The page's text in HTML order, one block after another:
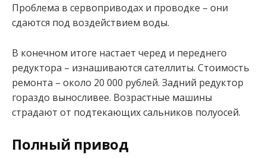
Проблема в сервоприводах и проводке – они
сдаются под воздействием воды.
В конечном итоге настает черед и переднего
редуктора – изнашиваются сателлиты. Стоимость
ремонта – около 20 000 рублей. Задний редуктор
гораздо выносливее. Возрастные машины
страдают от подтекающих сальников полуосей.
Полный привод